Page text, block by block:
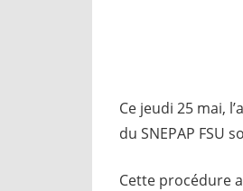
Ce jeudi 25 mai,
du SNEPAP FSU
Cette procédure